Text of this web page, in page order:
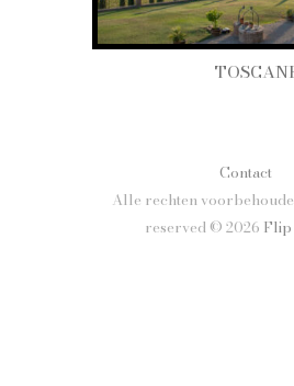
Contact
Alle rechten
reserved © 2026 Flip